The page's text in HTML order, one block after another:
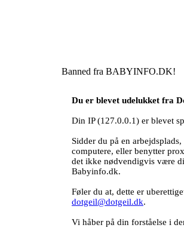
Banned fra BABYINFO.DK!
Du er blevet udelukket fra
Din IP (127.0.0.1) er blevet
Sidder du på en
computere, eller benytter
det ikke nødvendigvis være
Babyinfo.dk.
Føler du at, dette er
dotgeil@dotgeil.dk.
Vi håber på din forståelse i